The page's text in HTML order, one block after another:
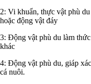
2: Vi khuẩn, thực vật phù
hoặc động vật đáy
3: Động vật phù du làm
khác
4: Động vật phù du, giáp
cá nuôi.